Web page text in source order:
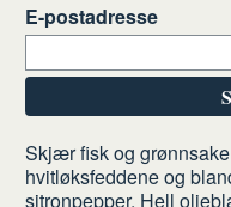
E-postadresse
Slik
gjør
Skjær fisk og
hvitløksfeddene og
sitronpepper. Hell